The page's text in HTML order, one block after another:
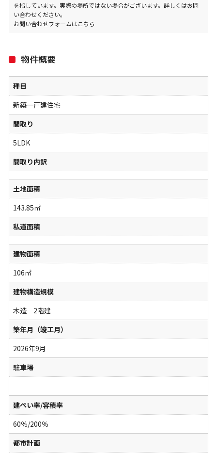
を指しています。実際の場所ではない場合がございます。詳しくはお問
い合わせください。
お問い合わせフォームはこちら
物件概要
種目
新築一戸建住宅
間取り
5LDK
間取り内訳
土地面積
143.85㎡
私道面積
建物面積
106㎡
建物構造規模
木造 2階建
築年月（竣工月）
2026年9月
駐車場
建ぺい率/容積率
60％/200％
都市計画